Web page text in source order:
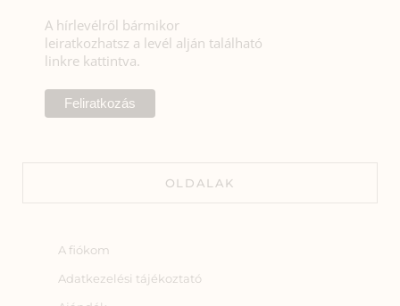
A hírlevélről bármikor
leiratkozhatsz a levél alján található
linkre kattintva.
OLDALAK
A fiókom
Adatkezelési tájékoztató